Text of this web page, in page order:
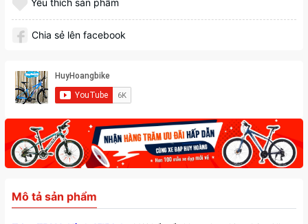
Yêu thích sản phẩm
Chia sẻ lên facebook
Mô tả sản phẩm